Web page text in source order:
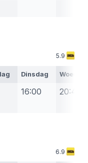
5.9
Dinsdag
16:00 20:45
6.9